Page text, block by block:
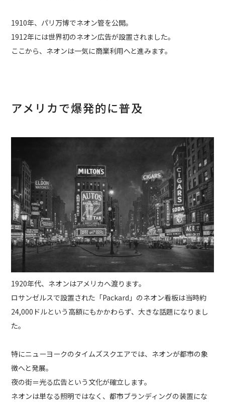
1910年、パリ万博でネオン管を公開。
1912年には世界初のネオン広告が設置されました。
ここから、ネオンは一気に商業利用へと進みます。
アメリカで爆発的に普及
1920年代、ネオンはアメリカへ渡ります。
ロサンゼルスで設置された「Packard」のネオン看板は当時約
24,000ドルという高額にもかかわらず、大きな話題になりまし
た。
特にニューヨークのタイムズスクエアでは、ネオンが都市の象
徴へと発展。
夜の街＝光る広告という文化が確立します。
ネオンは単なる照明ではなく、都市ブランディングの装置にな